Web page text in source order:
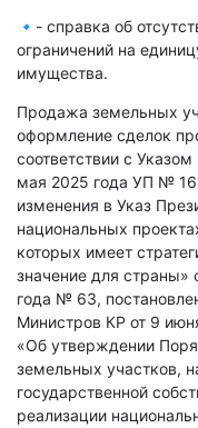
🔹- справка об
ограничений на
имущества.
Продажа земельных
оформление сделок
соответствии с
мая 2025 года УП №
изменения в Указ
национальных
которых имеет
значение для страны»
года № 63,
Министров КР от 9
«Об утверждении
земельных участков,
государственной
реализации